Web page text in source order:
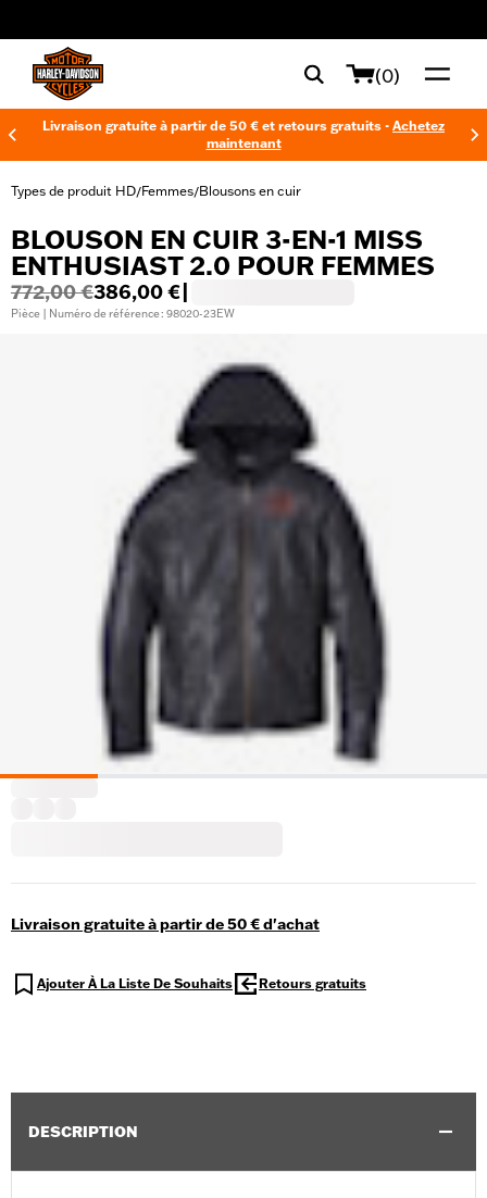
(0)
Livraison gratuite à partir de 50 € et retours gratuits - Achetez
maintenant
Types de produit HD/Femmes/Blousons en cuir
BLOUSON EN CUIR 3-EN-1 MISS
ENTHUSIAST 2.0 POUR FEMMES
772,00 €386,00 €
Pièce | Numéro de référence : 98020-23EW
Livraison gratuite à partir de 50 € d'achat
Ajouter À La Liste De Souhaits Retours gratuits
DESCRIPTION